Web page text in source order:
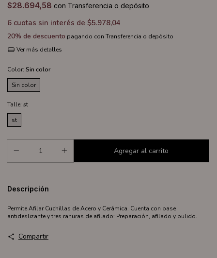
$28.694,58 con Transferencia o depósito
6 cuotas sin interés de $5.978,04
20% de descuento pagando con Transferencia o depósito
Ver más detalles
Color: Sin color
Sin color
Talle: st
st
Descripción
Permite Afilar Cuchillas de Acero y Cerámica. Cuenta con base
antideslizante y tres ranuras de afilado: Preparación, afilado y pulido.
Compartir